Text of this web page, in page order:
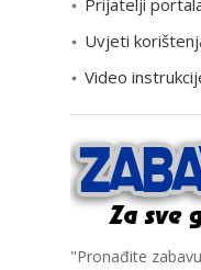
Uvjeti
Video
"Pronađite